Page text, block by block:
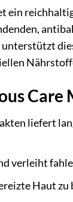
ein
Care
liefert
verleiht
Haut zu